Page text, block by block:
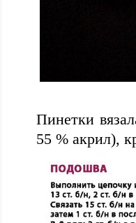
Пинетки
55 % акрил),